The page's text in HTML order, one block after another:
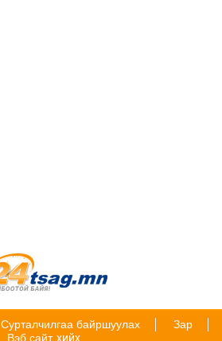
Сурталчилгаа байршуулах
Зар
Вэб сайт хийх